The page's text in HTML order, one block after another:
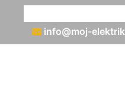
info@moj-